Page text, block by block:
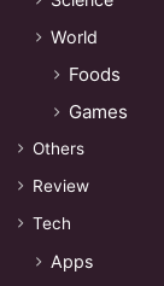
World
Foods
Games
Others
Review
Tech
Apps